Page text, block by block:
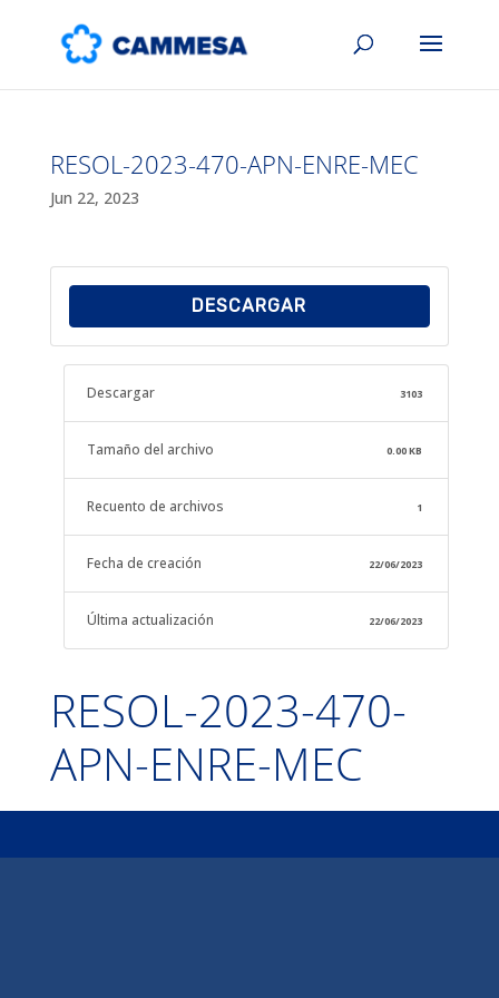
RESOL-2023-470-APN-ENRE-MEC
Jun 22, 2023
DESCARGAR
Descargar 3103
Tamaño del archivo 0.00 KB
Recuento de archivos 1
Fecha de creación 22/06/2023
Última actualización 22/06/2023
RESOL-2023-470-
APN-ENRE-MEC